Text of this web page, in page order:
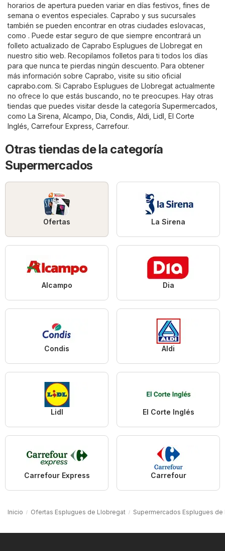
horarios de apertura pueden variar en días festivos, fines de
semana o eventos especiales. Caprabo y sus sucursales
también se pueden encontrar en otras ciudades eslovacas,
como . Puede estar seguro de que siempre encontrará un
folleto actualizado de Caprabo Esplugues de Llobregat en
nuestro sitio web. Recopilamos folletos para ti todos los días
para que nunca te pierdas ningún descuento. Para obtener
más información sobre Caprabo, visite su sitio oficial
caprabo.com. Si Caprabo Esplugues de Llobregat actualmente
no ofrece lo que estás buscando, no te preocupes. Hay otras
tiendas que puedes visitar desde la categoría Supermercados
como La Sirena Alcampo Dia Condis Aldi Lidl El Corte
Inglés Carrefour Express Carrefour.
Otras tiendas de la categoría
Supermercados
Ofertas La Sirena
Alcampo Dia
Condis Aldi
Lidl El Corte Inglés
Carrefour Express Carrefour
Inicio Ofertas Esplugues de Llobregat Supermercados Esplugues